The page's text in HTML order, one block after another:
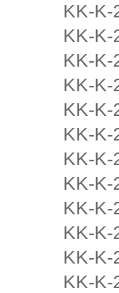
KK-K-
KK-K-
KK-K-
KK-K-
KK-K-
KK-K-
KK-K-
KK-K-
KK-K-
KK-K-
KK-K-
KK-K-